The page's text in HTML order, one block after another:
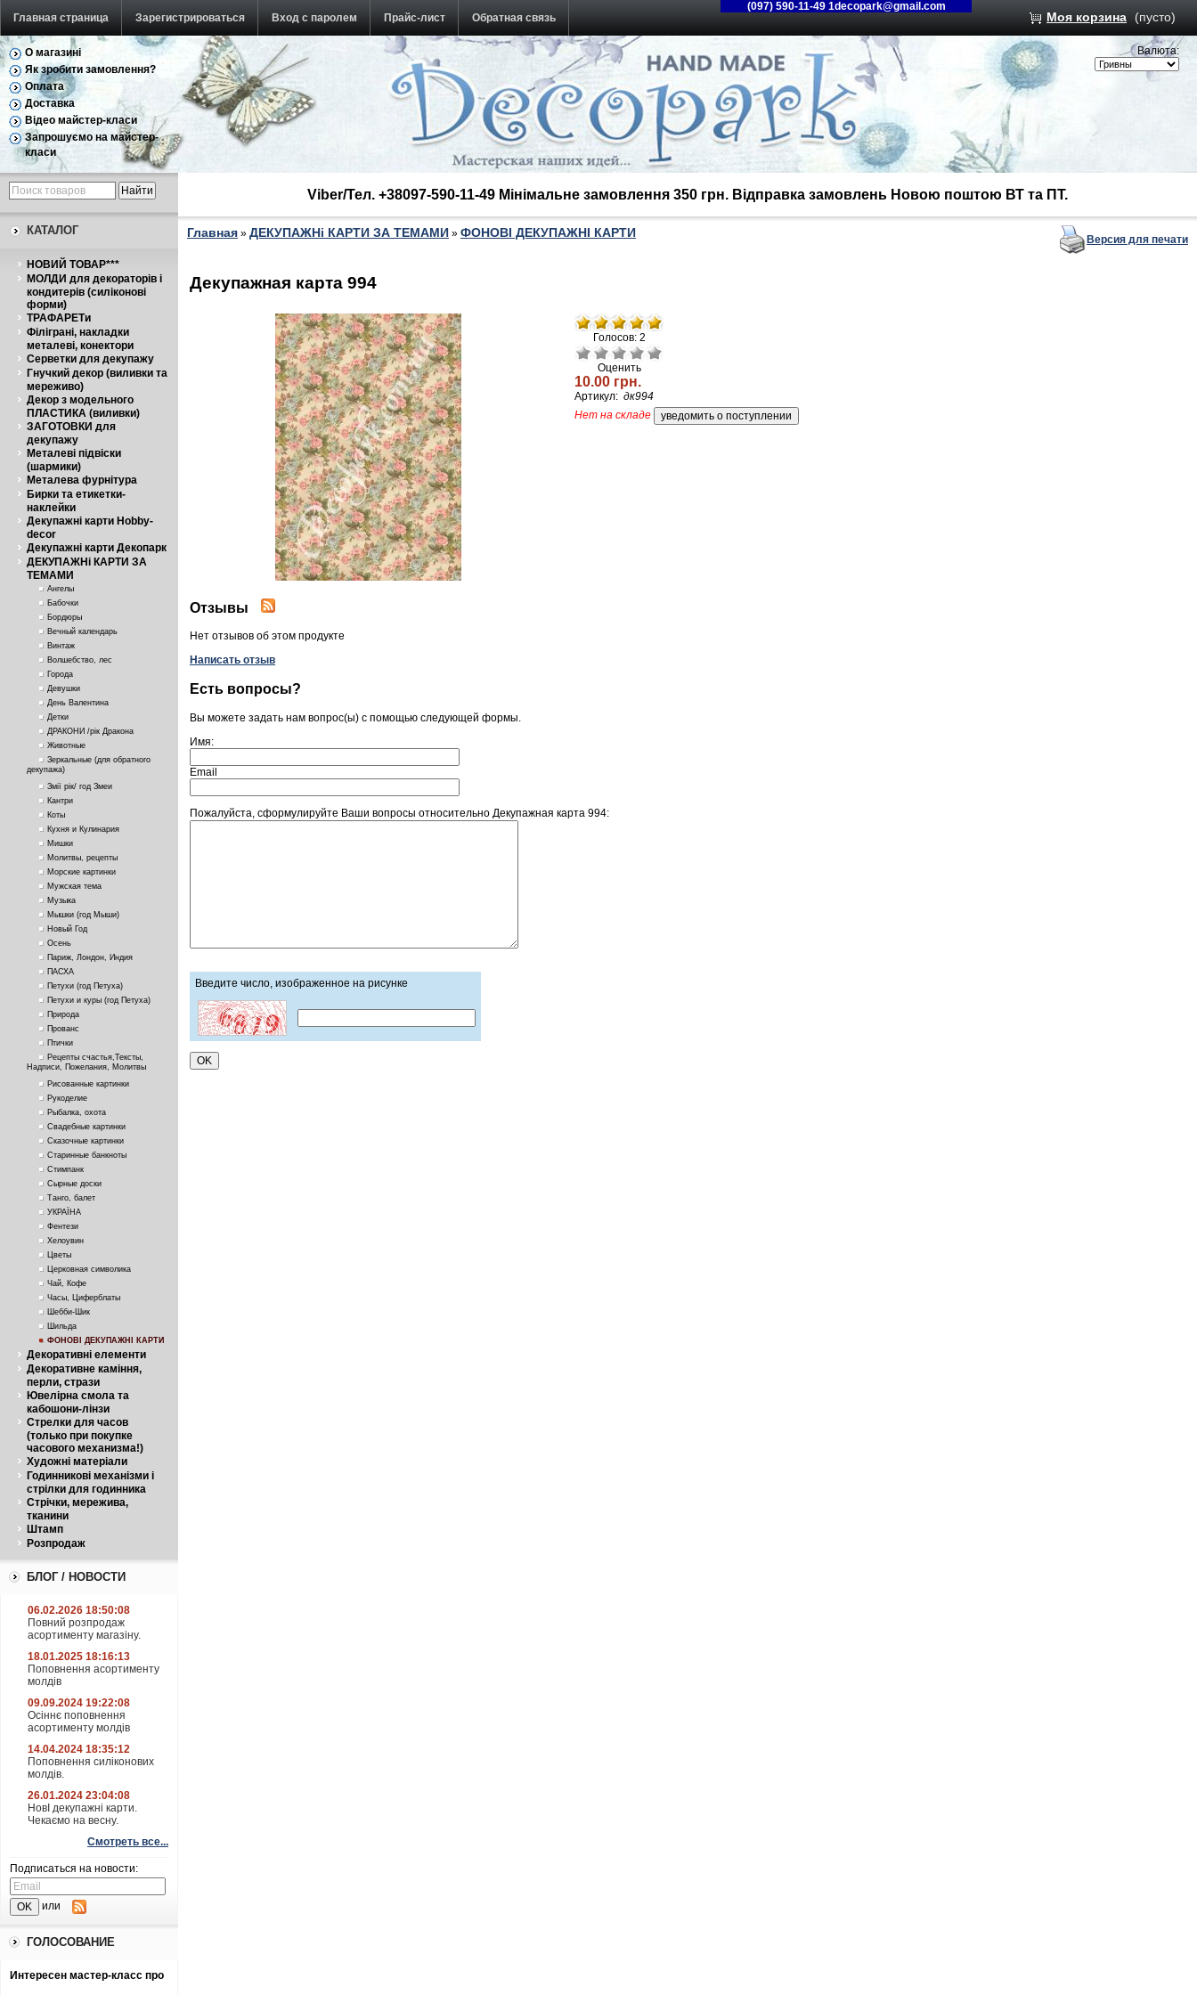
Главная страница Зарегистрироваться Вход с паролем Прайс-лист Обратная связь
(097) 590-11-49 1decopark@gmail.com
Моя корзина (пусто)
О магазині
Як зробити замовлення?
Оплата
Доставка
Відео майстер-класи
Запрошуємо на майстер-
класи
Валюта:
КАТАЛОГ
НОВИЙ ТОВАР***
МОЛДИ для декораторів і
кондитерів (силіконові
форми)
ТРАФАРЕТи
Філіграні, накладки
металеві, конектори
Серветки для декупажу
Гнучкий декор (виливки та
мереживо)
Декор з модельного
ПЛАСТИКА (виливки)
ЗАГОТОВКИ для
декупажу
Металеві підвіски
(шармики)
Металева фурнітура
Бирки та етикетки-
наклейки
Декупажні карти Hobby-
decor
Декупажні карти Декопарк
ДЕКУПАЖНі КАРТИ ЗА
ТЕМАМИ
Ангелы
Бабочки
Бордюры
Вечный календарь
Винтаж
Волшебство, лес
Города
Девушки
День Валентина
Детки
ДРАКОНИ /рік Дракона
Животные
Зеркальные (для обратного
декупажа)
Змії рік/ год Змеи
Кантри
Коты
Кухня и Кулинария
Мишки
Молитвы, рецепты
Морские картинки
Мужская тема
Музыка
Мышки (год Мыши)
Новый Год
Осень
Париж, Лондон, Индия
ПАСХА
Петухи (год Петуха)
Петухи и куры (год Петуха)
Природа
Прованс
Птички
Рецепты счастья,Тексты,
Надписи, Пожелания, Молитвы
Рисованные картинки
Рукоделие
Рыбалка, охота
Свадебные картинки
Сказочные картинки
Старинные банкноты
Стимпанк
Сырные доски
Танго, балет
УКРАЇНА
Фентези
Хелоувин
Цветы
Церковная символика
Чай, Кофе
Часы, Циферблаты
Шебби-Шик
Шильда
ФОНОВІ ДЕКУПАЖНІ КАРТИ
Декоративні елементи
Декоративне каміння,
перли, стрази
Ювелірна смола та
кабошони-лінзи
Стрелки для часов
(только при покупке
часового механизма!)
Художні матеріали
Годинникові механізми і
стрілки для годинника
Стрічки, мережива,
тканини
Штамп
Розпродаж
БЛОГ / НОВОСТИ
06.02.2026 18:50:08
Повний розпродаж
асортименту магазіну.
18.01.2025 18:16:13
Поповнення асортименту
молдів
09.09.2024 19:22:08
Осіннє поповнення
асортименту молдів
14.04.2024 18:35:12
Поповнення силіконових
молдів.
26.01.2024 23:04:08
НовІ декупажні карти.
Чекаємо на весну.
Смотреть все...
Подписаться на новости:
или
ГОЛОСОВАНИЕ
Интересен мастер-класс про
Viber/Тел. +38097-590-11-49 Мінімальне замовлення 350 грн. Відправка замовлень Новою поштою ВТ та ПТ.
Главная » ДЕКУПАЖНі КАРТИ ЗА ТЕМАМИ » ФОНОВІ ДЕКУПАЖНІ КАРТИ Версия для печати
Декупажная карта 994
Голосов: 2
Оценить
10.00 грн.
Артикул: дк994
Нет на складе
Отзывы
Нет отзывов об этом продукте
Написать отзыв
Есть вопросы?
Вы можете задать нам вопрос(ы) с помощью следующей формы.
Имя:
Email
Пожалуйста, сформулируйте Ваши вопросы относительно Декупажная карта 994:
Введите число, изображенное на рисунке